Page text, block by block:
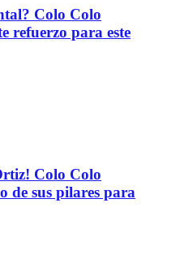
Colo Colo
refuerzo para este
Colo Colo
de sus pilares para